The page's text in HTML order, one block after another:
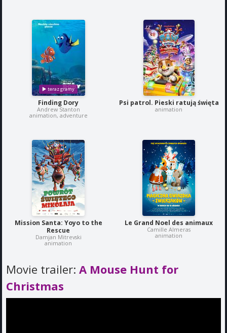
Finding Dory
Andrew Stanton
animation, adventure
Psi patrol. Pieski ratują święta
animation
Mission Santa: Yoyo to the
Rescue
Damjan Mitrevski
animation
Le Grand Noel des animaux
Camille Almeras
animation
Movie trailer: A Mouse Hunt for
Christmas